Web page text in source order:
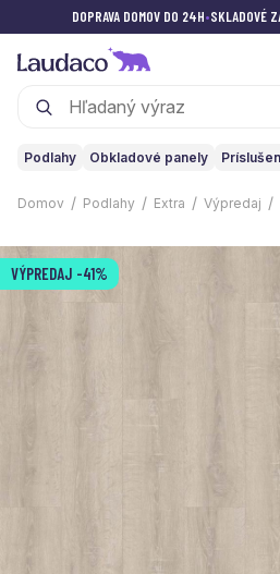
DOPRAVA DOMOV DO 24H•SKLADOVÉ
Podlahy Obkladové panely
Domov Podlahy Extra Výpredaj
VÝPREDAJ -41%